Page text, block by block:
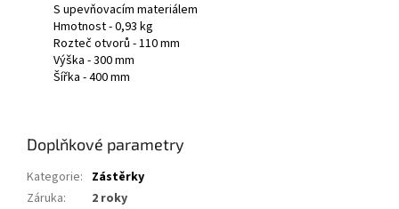
S upevňovacím materiálem
Hmotnost - 0,93 kg
Rozteč otvorů - 110 mm
Výška - 300 mm
Šířka - 400 mm
Doplňkové parametry
Kategorie: Zástěrky
Záruka:
2 roky